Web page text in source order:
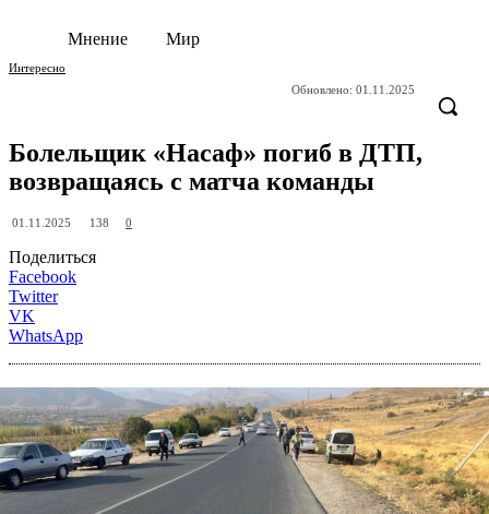
Мнение Мир
Интересно
Обновлено: 01.11.2025
Болельщик «Насаф» погиб в ДТП,
возвращаясь с матча команды
01.11.2025 138 0
Поделиться
Facebook
Twitter
VK
WhatsApp